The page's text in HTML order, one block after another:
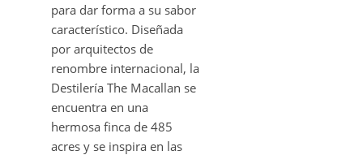
para dar forma a su sabor
característico. Diseñada
por arquitectos de
renombre internacional, la
Destilería The Macallan se
encuentra en una
hermosa finca de 485
acres y se inspira en las